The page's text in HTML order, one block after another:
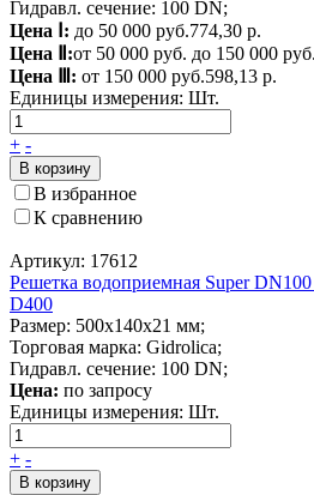
Гидравл. сечение: 100 DN;
Цена Ⅰ: до 50 000 руб.774,30 р.
Цена Ⅱ:от 50 000 руб. до 150 000 руб.
Цена Ⅲ: от 150 000 руб.598,13 р.
Единицы измерения: Шт.
+ -
В корзину
В избранное
К сравнению
Артикул: 17612
Решетка водоприемная Super
D400
Размер: 500x140x21 мм;
Торговая марка: Gidrolica;
Гидравл. сечение: 100 DN;
Цена: по запросу
Единицы измерения: Шт.
+ -
В корзину